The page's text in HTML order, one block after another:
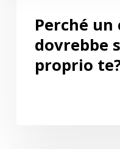
Perché
dovrebbe
proprio